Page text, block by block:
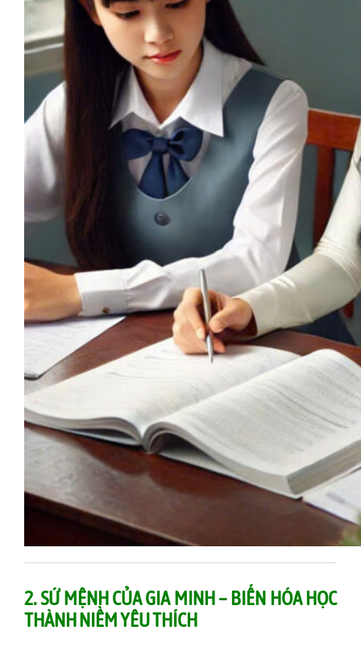
2. SỨ MỆNH CỦA GIA MINH – BIẾN HÓA HỌC
THÀNH NIỀM YÊU THÍCH